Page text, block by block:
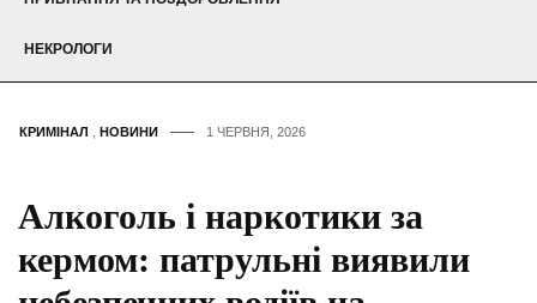
НЕКРОЛОГИ
КРИМІНАЛ НОВИНИ 1 ЧЕРВНЯ, 2026
Алкоголь і наркотики за
кермом: патрульні виявили